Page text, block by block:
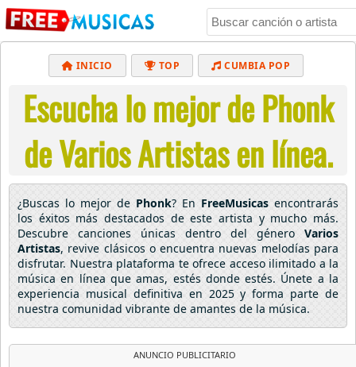
INICIO TOP CUMBIA POP
BACHATA MUSICA CRISTIANA
REGGAETON BALADAS ALTERNATIVO
ELECTRÓNICA CUMBIAS
Escucha lo mejor de Phonk
de Varios Artistas en línea.
¿Buscas lo mejor de Phonk? En FreeMusicas encontrarás
los éxitos más destacados de este artista y mucho más.
Descubre canciones únicas dentro del género Varios
Artistas, revive clásicos o encuentra nuevas melodías para
disfrutar. Nuestra plataforma te ofrece acceso ilimitado a la
música en línea que amas, estés donde estés. Únete a la
experiencia musical definitiva en 2025 y forma parte de
nuestra comunidad vibrante de amantes de la música.
ANUNCIO PUBLICITARIO